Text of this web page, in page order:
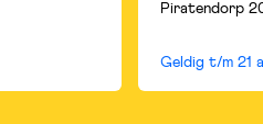
Piratendorp
Geldig t/m 21